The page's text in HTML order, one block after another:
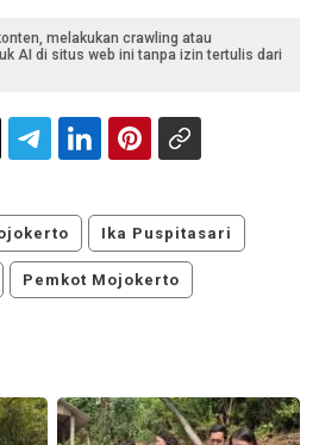
melakukan crawling atau
AI di situs web ini tanpa izin tertulis dari
Ika Puspitasari
Pemkot Mojokerto